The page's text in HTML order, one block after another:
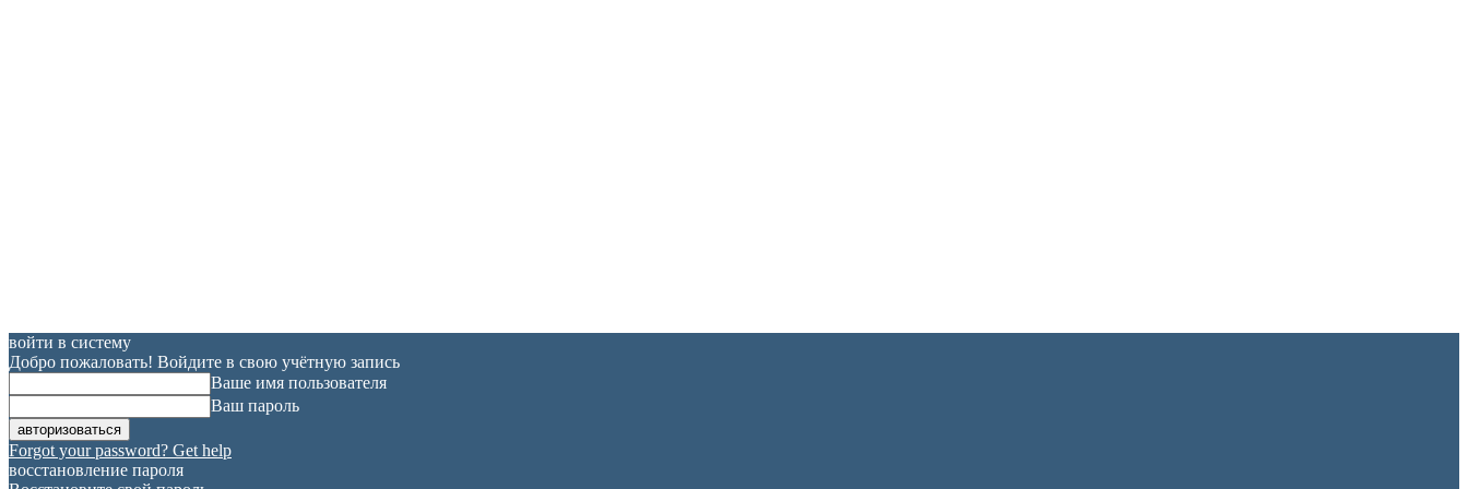
войти в систему
Добро пожаловать! Войдите в свою учётную запись
Ваше имя пользователя
Ваш пароль
Forgot your password? Get help
восстановление пароля